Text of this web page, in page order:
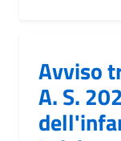
Avviso
A. S.